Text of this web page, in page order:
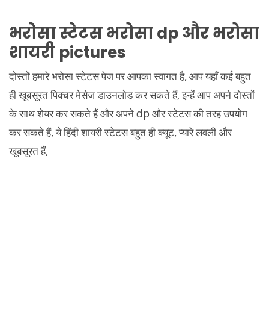
भरोसा स्टेटस भरोसा dp और भरोसा
शायरी pictures
दोस्तों हमारे भरोसा स्टेटस पेज पर आपका स्वागत है, आप यहाँ कई बहुत
ही खूबसूरत पिक्चर मेसेज डाउनलोड कर सकते हैं, इन्हें आप अपने दोस्तों
के साथ शेयर कर सकते हैं और अपने dp और स्टेटस की तरह उपयोग
कर सकते हैं, ये हिंदी शायरी स्टेटस बहुत ही क्यूट, प्यारे लवली और
खूबसूरत हैं,